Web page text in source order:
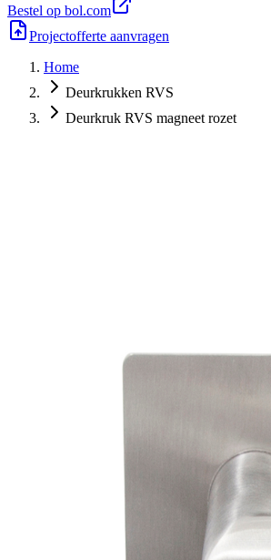
Bestel op bol.com
Projectofferte aanvragen
Home
Deurkrukken RVS
Deurkruk RVS magneet rozet